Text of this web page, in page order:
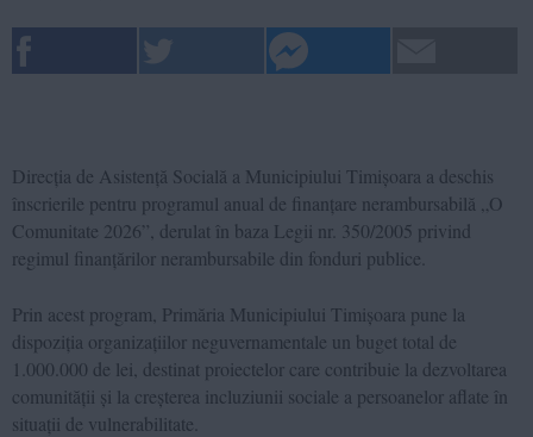
Direcția de Asistență Socială a Municipiului Timișoara a deschis
înscrierile pentru programul anual de finanțare nerambursabilă „O
Comunitate 2026”, derulat în baza Legii nr. 350/2005 privind
regimul finanțărilor nerambursabile din fonduri publice.
Prin acest program, Primăria Municipiului Timișoara pune la
dispoziția organizațiilor neguvernamentale un buget total de
1.000.000 de lei, destinat proiectelor care contribuie la dezvoltarea
comunității și la creșterea incluziunii sociale a persoanelor aflate în
situații de vulnerabilitate.